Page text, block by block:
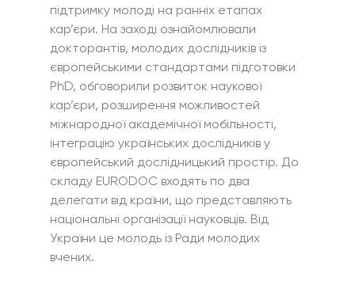
підтримку молоді на ранніх етапах
кар’єри. На заході ознайомлювали
докторантів, молодих дослідників із
європейськими стандартами підготовки
PhD, обговорили розвиток наукової
кар’єри, розширення можливостей
міжнародної академічної мобільності,
інтеграцію українських дослідників у
європейський дослідницький простір. До
складу EURODOC входять по два
делегати від країни, що представляють
національні організації науковців. Від
України це молодь із Ради молодих
вчених.